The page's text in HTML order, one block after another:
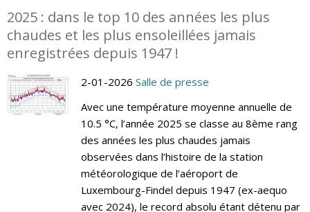
2025 : dans le top 10 des années les plus
chaudes et les plus ensoleillées jamais
enregistrées depuis 1947 !
2-01-2026 Salle de presse
Avec une température moyenne annuelle de
10.5 °C, l’année 2025 se classe au 8ème rang
des années les plus chaudes jamais
observées dans l’histoire de la station
météorologique de l’aéroport de
Luxembourg-Findel depuis 1947 (ex-aequo
avec 2024), le record absolu étant détenu par